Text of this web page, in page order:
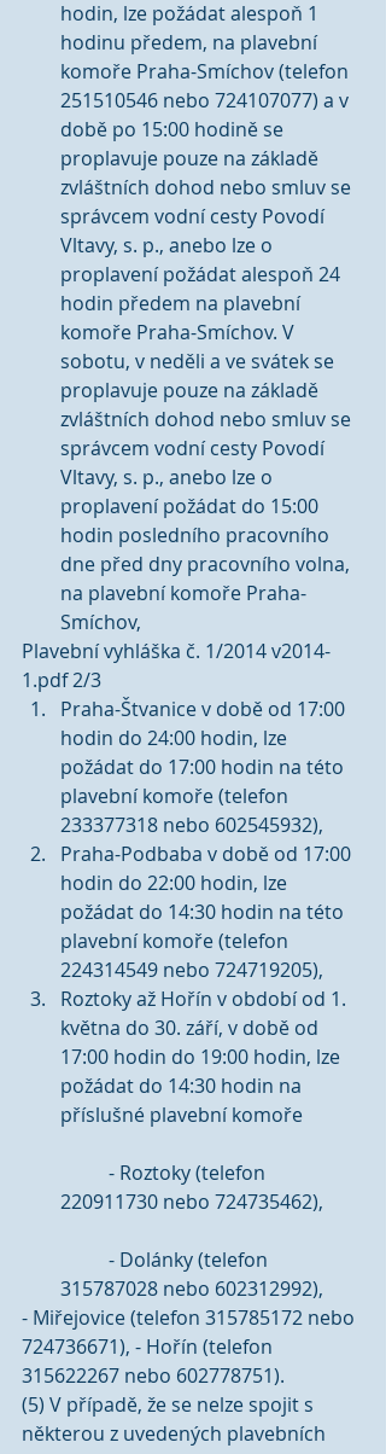
hodin, lze požádat alespoň 1
hodinu předem, na plavební
komoře Praha-Smíchov (telefon
251510546 nebo 724107077) a v
době po 15:00 hodině se
proplavuje pouze na základě
zvláštních dohod nebo smluv se
správcem vodní cesty Povodí
Vltavy, s. p., anebo lze o
proplavení požádat alespoň 24
hodin předem na plavební
komoře Praha-Smíchov. V
sobotu, v neděli a ve svátek se
proplavuje pouze na základě
zvláštních dohod nebo smluv se
správcem vodní cesty Povodí
Vltavy, s. p., anebo lze o
proplavení požádat do 15:00
hodin posledního pracovního
dne před dny pracovního volna,
na plavební komoře Praha-
Smíchov,
Plavební vyhláška č. 1/2014 v2014-
1.pdf 2/3
Praha-Štvanice v době od 17:00
hodin do 24:00 hodin, lze
požádat do 17:00 hodin na této
plavební komoře (telefon
233377318 nebo 602545932),
Praha-Podbaba v době od 17:00
hodin do 22:00 hodin, lze
požádat do 14:30 hodin na této
plavební komoře (telefon
224314549 nebo 724719205),
Roztoky až Hořín v období od 1.
května do 30. září, v době od
17:00 hodin do 19:00 hodin, lze
požádat do 14:30 hodin na
příslušné plavební komoře
220911730 nebo 724735462),
315787028 nebo 602312992),
- Miřejovice (telefon 315785172 nebo
724736671), - Hořín (telefon
315622267 nebo 602778751).
(5) V případě, že se nelze spojit s
některou z uvedených plavebních